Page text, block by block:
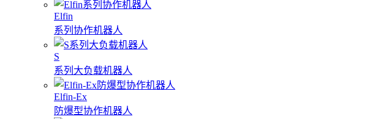
Elfin
系列协作机器人
S
系列大负载机器人
Elfin-Ex
防爆型协作机器人